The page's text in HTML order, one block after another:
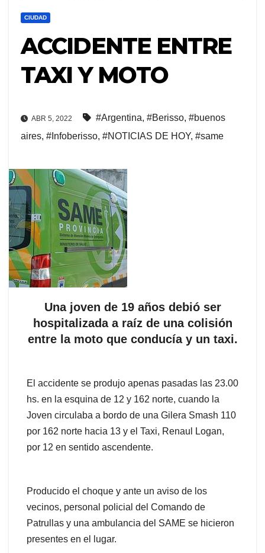
CIUDAD
ACCIDENTE ENTRE
TAXI Y MOTO
ABR 5, 2022 #Argentina, #Berisso, #buenos
aires, #Infoberisso, #NOTICIAS DE HOY, #same
Una joven de 19 años debió ser
hospitalizada a raíz de una colisión
entre la moto que conducía y un taxi.
El accidente se produjo apenas pasadas las 23.00
hs. en la esquina de 12 y 162 norte, cuando la
Joven circulaba a bordo de una Gilera Smash 110
por 162 norte hacia 13 y el Taxi, Renaul Logan,
por 12 en sentido ascendente.
Producido el choque y ante un aviso de los
vecinos, personal policial del Comando de
Patrullas y una ambulancia del SAME se hicieron
presentes en el lugar.